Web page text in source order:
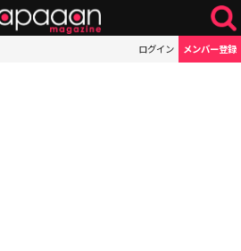
ログイン メンバー登録